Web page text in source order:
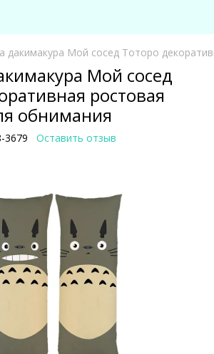
дакимакура Мой сосед Тоторо
Мой сосед
ростовая
обнимания
3679 Оставить отзыв